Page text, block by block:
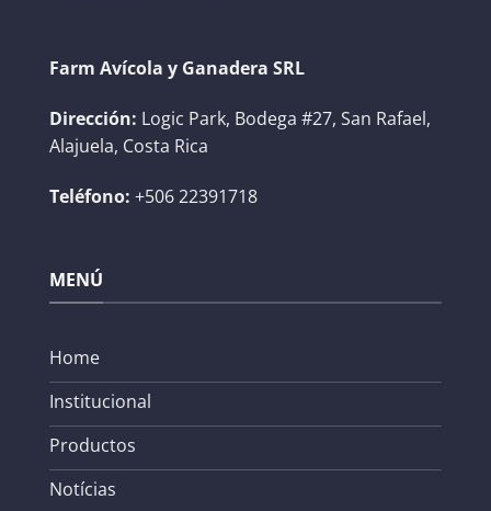
Farm Avícola y Ganadera SRL
Dirección: Logic Park, Bodega #27, San Rafael,
Alajuela, Costa Rica
Teléfono: +506 22391718
MENÚ
Home
Institucional
Productos
Notícias